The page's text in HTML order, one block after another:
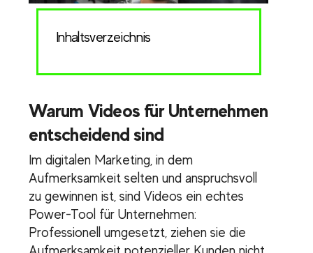
Inhaltsverzeichnis
Warum Videos für Unternehmen
entscheidend sind
Im digitalen Marketing, in dem
Aufmerksamkeit selten und anspruchsvoll
zu gewinnen ist, sind Videos ein echtes
Power-Tool für Unternehmen:
Professionell umgesetzt, ziehen sie die